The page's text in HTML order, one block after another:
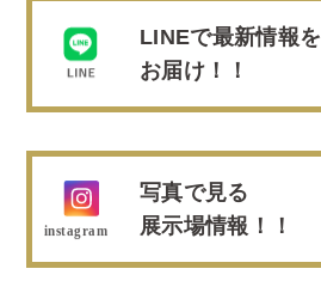
LINEで最新情報を
お届け！！
写真で見る
展示場情報！！